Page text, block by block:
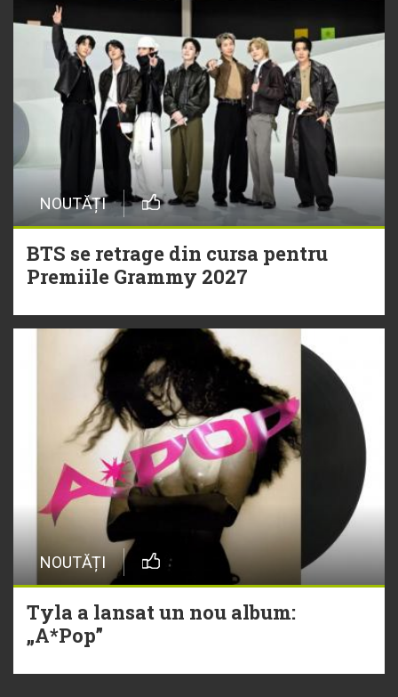
NOUTĂȚI
BTS se retrage din cursa pentru
Premiile Grammy 2027
NOUTĂȚI
Tyla a lansat un nou album:
„A*Pop”